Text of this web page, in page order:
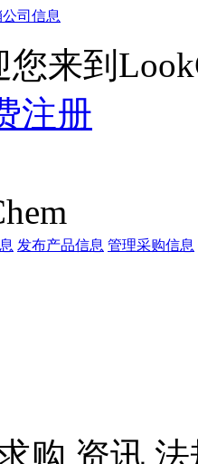
公司信息
来到
注册
发布产品信息 管理采购信息
购 资讯 法